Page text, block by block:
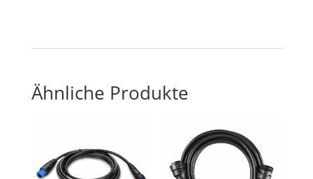
Ähnliche Produkte